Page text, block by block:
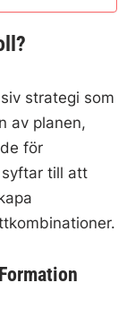
strategi som
av planen,
för
syftar till att